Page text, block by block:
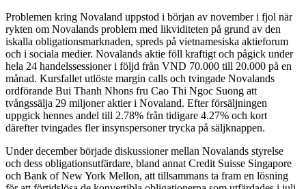
Problemen kring Novaland uppstod i början av november i fjol när
rykten om Novalands problem med likviditeten på grund av den
iskalla obligationsmarknaden, spreds på vietnamesiska aktieforum
och i sociala medier. Novalands aktie föll kraftigt och pågick under
hela 24 handelssessioner i följd från VND 70.000 till 20.000 på en
månad. Kursfallet utlöste margin calls och tvingade Novalands
ordförande Bui Thanh Nhons fru Cao Thi Ngoc Suong att
tvångssälja 29 miljoner aktier i Novaland. Efter försäljningen
uppgick hennes andel till 2.78% från tidigare 4.27% och kort
därefter tvingades fler insynspersoner trycka på säljknappen.
Under december började diskussioner mellan Novalands styrelse
och dess obligationsutfärdare, bland annat Credit Suisse Singapore
och Bank of New York Mellon, att tillsammans ta fram en lösning